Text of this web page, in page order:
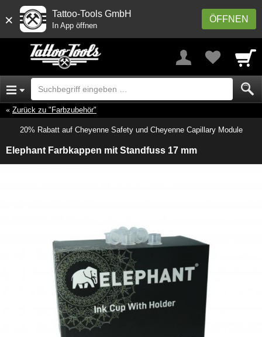
× ÖFFNEN
Tattoo-Tools GmbH
In App öffnen
Zurück zu "Farbzubehör"
20% Rabatt auf Cheyenne Safety und Cheyenne Capillary Module
Elephant Farbkappen mit Standfuss 17 mm